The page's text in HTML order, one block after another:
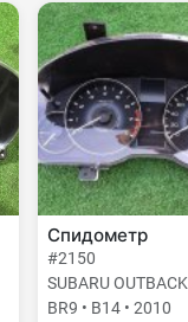
Спидометр
#2150
SUBARU OUTBACK
BR9 • B14 • 2010